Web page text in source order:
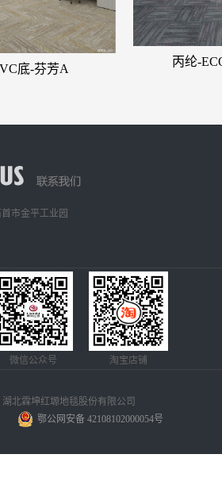
底-芬芳A 丙纶-
湖北霖坤红塬地毯股份有限公司
市金平工业园
鄂公网安备 42108102000054号
微信公众号 淘宝店铺